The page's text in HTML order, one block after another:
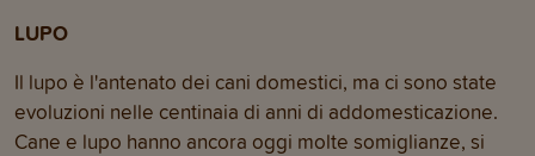
LUPO
Il lupo è l'antenato dei cani domestici, ma ci sono state
evoluzioni nelle centinaia di anni di addomesticazione.
Cane e lupo hanno ancora oggi molte somiglianze, si